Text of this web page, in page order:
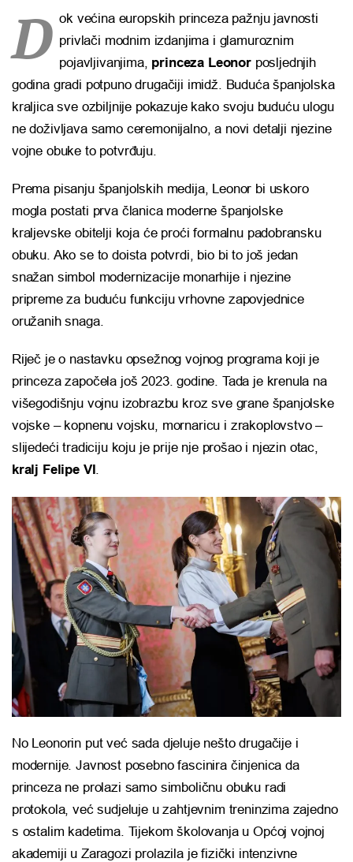
D ok većina europskih princeza pažnju javnosti
privlači modnim izdanjima i glamuroznim
pojavljivanjima, princeza Leonorposljednjih
godina gradi potpuno drugačiji imidž. Buduća španjolska
kraljica sve ozbiljnije pokazuje kako svoju buduću ulogu
ne doživljava samo ceremonijalno, a novi detalji njezine
vojne obuke to potvrđuju.
Prema pisanju španjolskih medija, Leonor bi uskoro
mogla postati prva članica moderne španjolske
kraljevske obitelji koja će proći formalnu padobransku
obuku. Ako se to doista potvrdi, bio bi to još jedan
snažan simbol modernizacije monarhije i njezine
pripreme za buduću funkciju vrhovne zapovjednice
oružanih snaga.
Riječ je o nastavku opsežnog vojnog programa koji je
princeza započela još 2023. godine. Tada je krenula na
višegodišnju vojnu izobrazbu kroz sve grane španjolske
vojske – kopnenu vojsku, mornaricu i zrakoplovstvo –
slijedeći tradiciju koju je prije nje prošao i njezin otac,
kralj Felipe VI .
No Leonorin put već sada djeluje nešto drugačije i
modernije. Javnost posebno fascinira činjenica da
princeza ne prolazi samo simboličnu obuku radi
protokola, već sudjeluje u zahtjevnim treninzima zajedno
s ostalim kadetima. Tijekom školovanja u Općoj vojnoj
akademiji u Zaragozi prolazila je fizički intenzivne